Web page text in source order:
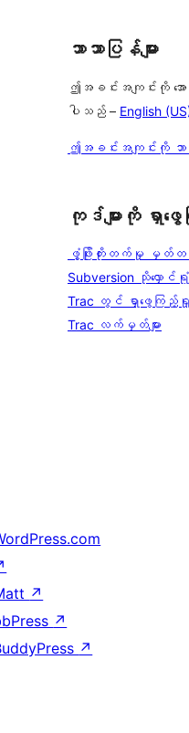
ဘာသာပြန်များ
ဤအခင်းအကျင်းကို အော
ပါသည် – English
ဤအခင်းအကျင်းကို ဘ
ကုဒ်များကို ရှာ
ဖွံ့ဖြိုးတိုးတက်မှု မှတ်တ
Subversion သိုလှောင်ရုံ
Trac တွင် ရှာဖွေကြ
Trac လက်မှတ်များ
↗
↗
↗